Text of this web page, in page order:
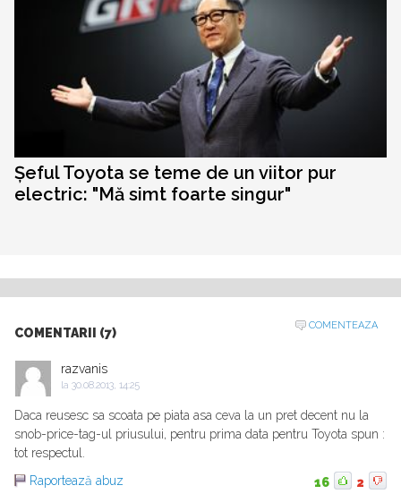
Șeful Toyota se teme de un viitor pur
electric: "Mă simt foarte singur"
COMENTARII (7)
COMENTEAZA
razvanis
la 30.08.2013, 14:25
Daca reusesc sa scoata pe piata asa ceva la un pret decent nu la
snob-price-tag-ul priusului, pentru prima data pentru Toyota spun :
tot respectul.
Raportează abuz
16 2